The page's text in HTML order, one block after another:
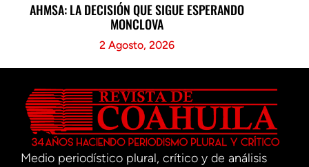
AHMSA: LA DECISIÓN QUE SIGUE ESPERANDO
MONCLOVA
2 Agosto, 2026
Medio periodístico plural, crítico y de análisis